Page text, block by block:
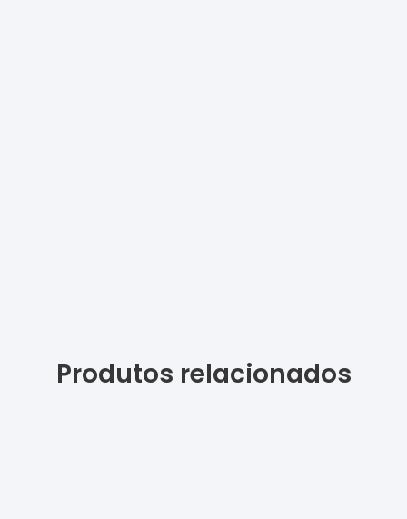
Produtos relacionados